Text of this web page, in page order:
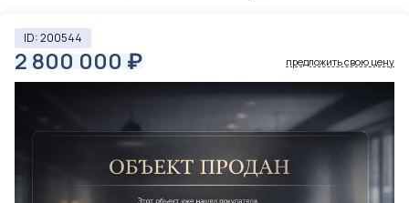
ID: 200544
2 800 000 ₽ предложить свою цену